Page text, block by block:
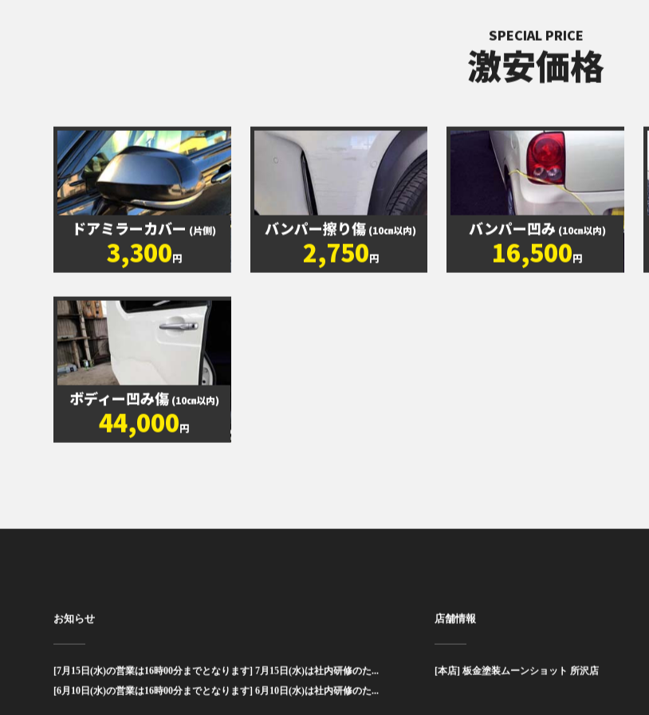
SPECIAL PRICE
激安価格
ドアミラーカバー (片側)
3,300円
バンパー擦り傷 (10㎝以内)
2,750円
バンパー凹み (10㎝以内)
16,500円
ボディー凹み傷 (10㎝以内)
44,000円
お知らせ
[7月15日(水)の営業は16時00分までとなります] 7月15日(水)は社内研修のた...
[6月10日(水)の営業は16時00分までとなります] 6月10日(水)は社内研修のた...
店舗情報
[本店] 板金塗装ムーンショット 所沢店